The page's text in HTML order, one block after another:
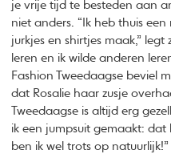
je vrije tijd te besteden aan
niet anders. “Ik heb thuis
jurkjes en shirtjes maak,” legt
leren en ik wilde anderen
Fashion Tweedaagse beviel
dat Rosalie haar zusje
Tweedaagse is altijd erg
ik een jumpsuit gemaakt:
ben ik wel trots op natuurlijk!”